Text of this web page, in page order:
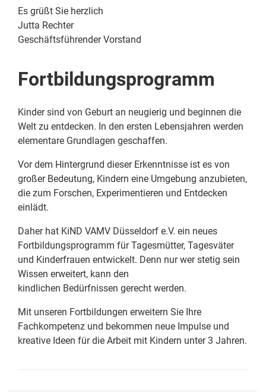
Es grüßt Sie herzlich
Jutta Rechter
Geschäftsführender Vorstand
Fortbildungsprogramm
Kinder sind von Geburt an neugierig und beginnen die
Welt zu entdecken. In den ersten Lebensjahren werden
elementare Grundlagen geschaffen.
Vor dem Hintergrund dieser Erkenntnisse ist es von
großer Bedeutung, Kindern eine Umgebung anzubieten,
die zum Forschen, Experimentieren und Entdecken
einlädt.
Daher hat KiND VAMV Düsseldorf e.V. ein neues
Fortbildungsprogramm für Tagesmütter, Tagesväter
und Kinderfrauen entwickelt. Denn nur wer stetig sein
Wissen erweitert, kann den
kindlichen Bedürfnissen gerecht werden.
Mit unseren Fortbildungen erweitern Sie Ihre
Fachkompetenz und bekommen neue Impulse und
kreative Ideen für die Arbeit mit Kindern unter 3 Jahren.